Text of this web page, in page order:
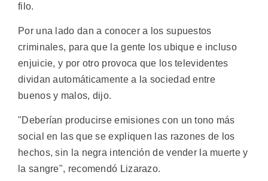
filo.
Por una lado dan a conocer a los supuestos
criminales, para que la gente los ubique e incluso
enjuicie, y por otro provoca que los televidentes
dividan automáticamente a la sociedad entre
buenos y malos, dijo.
"Deberían producirse emisiones con un tono más
social en las que se expliquen las razones de los
hechos, sin la negra intención de vender la muerte y
la sangre", recomendó Lizarazo.